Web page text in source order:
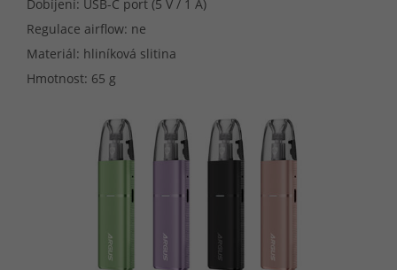
Dobíjení: USB-C port (5 V / 1 A)
Regulace airflow: ne
Materiál: hliníková slitina
Hmotnost: 65 g